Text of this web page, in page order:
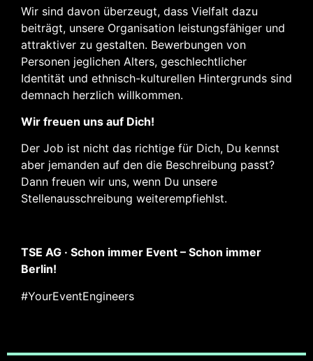
Wir sind davon überzeugt, dass Vielfalt dazu
beiträgt, unsere Organisation leistungsfähiger und
attraktiver zu gestalten. Bewerbungen von
Personen jeglichen Alters, geschlechtlicher
Identität und ethnisch-kulturellen Hintergrunds sind
demnach herzlich willkommen.
Wir freuen uns auf Dich!
Der Job ist nicht das richtige für Dich, Du kennst
aber jemanden auf den die Beschreibung passt?
Dann freuen wir uns, wenn Du unsere
Stellenausschreibung weiterempfiehlst.
TSE AG · Schon immer Event – Schon immer
Berlin!
#YourEventEngineers